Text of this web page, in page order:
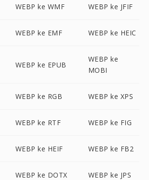
WEBP ke WMF WEBP ke JFIF
WEBP ke EMF WEBP ke HEIC
WEBP ke EPUB
WEBP ke
MOBI
WEBP ke RGB WEBP ke XPS
WEBP ke RTF WEBP ke FIG
WEBP ke HEIF WEBP ke FB2
WEBP ke DOTX WEBP ke JPS